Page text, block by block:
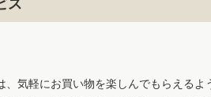
ス
、気軽にお買い物を楽しんでもらえるよ